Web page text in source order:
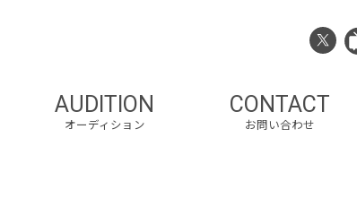
AUDITION
オーディション
CONTACT
お問い合わせ